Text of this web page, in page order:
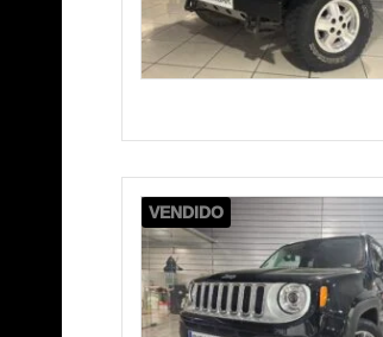
VENDIDO